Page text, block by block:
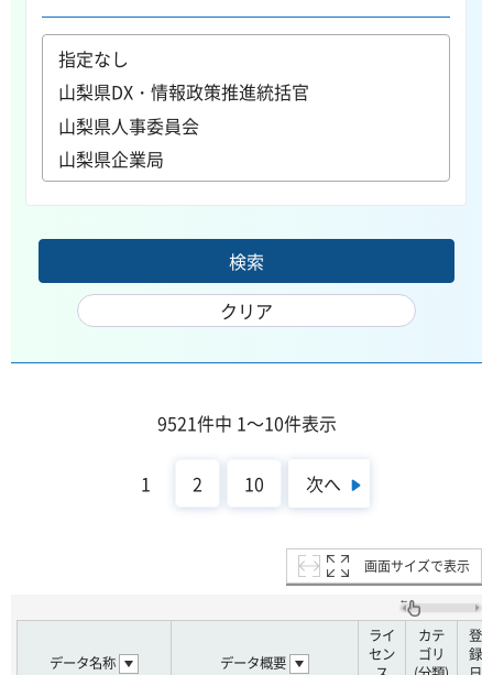
9521件中 1～10件表示
1 2 10 次へ
画面サイズで表示
データ名称 データ概要
ライ
セン
カテ
ゴリ
登
録